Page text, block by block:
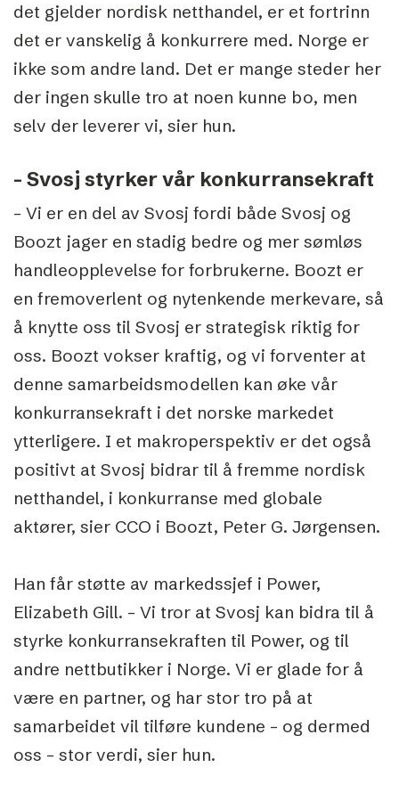
det gjelder nordisk netthandel, er et fortrinn
det er vanskelig å konkurrere med. Norge er
ikke som andre land. Det er mange steder her
der ingen skulle tro at noen kunne bo, men
selv der leverer vi, sier hun.
– Svosj styrker vår konkurransekraft
– Vi er en del av Svosj fordi både Svosj og
Boozt jager en stadig bedre og mer sømløs
handleopplevelse for forbrukerne. Boozt er
en fremoverlent og nytenkende merkevare, så
å knytte oss til Svosj er strategisk riktig for
oss. Boozt vokser kraftig, og vi forventer at
denne samarbeidsmodellen kan øke vår
konkurransekraft i det norske markedet
ytterligere. I et makroperspektiv er det også
positivt at Svosj bidrar til å fremme nordisk
netthandel, i konkurranse med globale
aktører, sier CCO i Boozt, Peter G. Jørgensen.
Han får støtte av markedssjef i Power,
Elizabeth Gill. – Vi tror at Svosj kan bidra til å
styrke konkurransekraften til Power, og til
andre nettbutikker i Norge. Vi er glade for å
være en partner, og har stor tro på at
samarbeidet vil tilføre kundene – og dermed
oss – stor verdi, sier hun.